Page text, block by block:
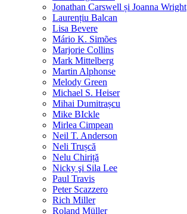
Jonathan Carswell și Joanna Wright
Laurențiu Balcan
Lisa Bevere
Mário K. Simões
Marjorie Collins
Mark Mittelberg
Martin Alphonse
Melody Green
Michael S. Heiser
Mihai Dumitrașcu
Mike BIckle
Mirlea Cimpean
Neil T. Anderson
Neli Trușcă
Nelu Chiriță
Nicky şi Sila Lee
Paul Travis
Peter Scazzero
Rich Miller
Roland Müller